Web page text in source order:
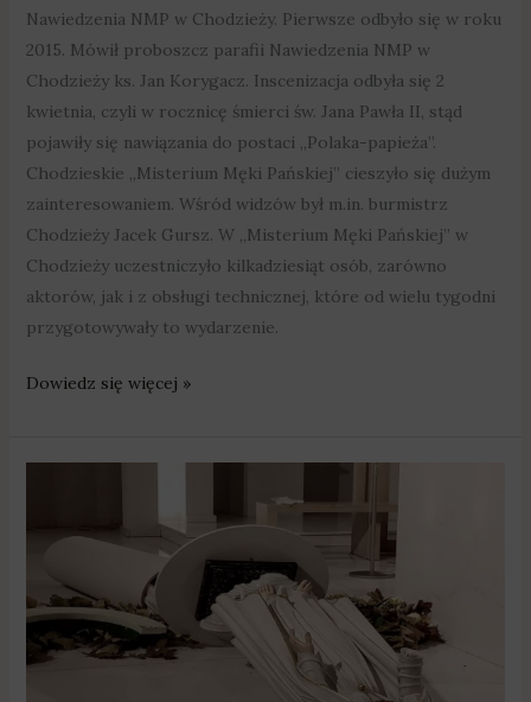
Nawiedzenia NMP w Chodzieży. Pierwsze odbyło się w roku
2015. Mówił proboszcz parafii Nawiedzenia NMP w
Chodzieży ks. Jan Korygacz. Inscenizacja odbyła się 2
kwietnia, czyli w rocznicę śmierci św. Jana Pawła II, stąd
pojawiły się nawiązania do postaci „Polaka-papieża”.
Chodzieskie „Misterium Męki Pańskiej” cieszyło się dużym
zainteresowaniem. Wśród widzów był m.in. burmistrz
Chodzieży Jacek Gursz. W „Misterium Męki Pańskiej” w
Chodzieży uczestniczyło kilkadziesiąt osób, zarówno
aktorów, jak i z obsługi technicznej, które od wielu tygodni
przygotowywały to wydarzenie.
Dowiedz się więcej »
kościół
Koziegłowach